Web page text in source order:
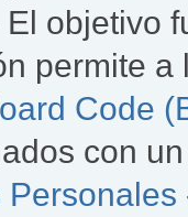
El objetivo
permite
Code
con
Personales